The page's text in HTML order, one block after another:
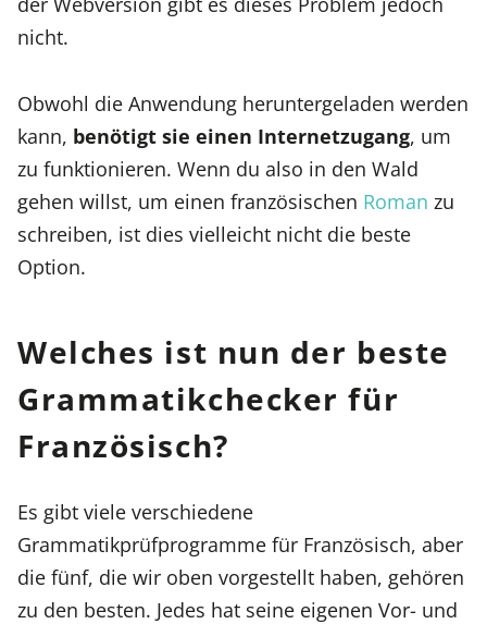
nicht.
Obwohl die Anwendung heruntergeladen werden
kann, benötigt sie einen Internetzugang, um
zu funktionieren. Wenn du also in den Wald
gehen willst, um einen französischen Roman zu
schreiben, ist dies vielleicht nicht die beste
Option.
Welches ist nun der beste
Grammatikchecker für
Französisch?
Es gibt viele verschiedene
Grammatikprüfprogramme für Französisch, aber
die fünf, die wir oben vorgestellt haben, gehören
zu den besten. Jedes hat seine eigenen Vor- und